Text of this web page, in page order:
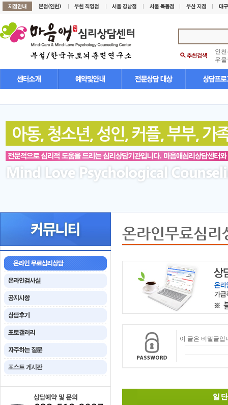
인
우
온라인무료심리
이 글은 비밀글입